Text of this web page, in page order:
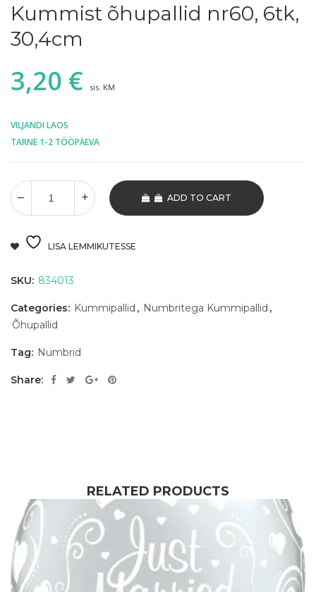
Kummist õhupallid nr60, 6tk,
30,4cm
3,20 € sis. KM
VILJANDI LAOS
TARNE 1-2 TÖÖPÄEVA
ADD TO CART
LISA LEMMIKUTESSE
SKU: 834013
Categories: Kummipallid , Numbritega Kummipallid ,
Õhupallid
Tag: Numbrid
Share:
RELATED PRODUCTS